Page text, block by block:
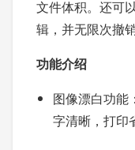
文件体积。还可
辑，并无限次撤
功能介绍
图像漂白功能
字清晰，打印